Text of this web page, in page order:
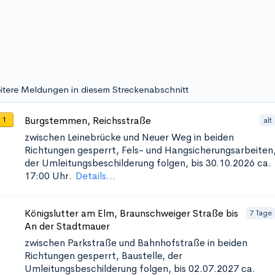
Meldungen in diesem Streckenabschnitt
1 Burgstemmen, Reichsstraße alt
zwischen Leinebrücke und Neuer Weg in beiden
Richtungen gesperrt, Fels- und
der Umleitungsbeschilderung folgen, bis 30.10.2026 ca.
17:00 Uhr. Details...
Königslutter am Elm, Braunschweiger Straße bis
An der Stadtmauer
7 Tage
zwischen Parkstraße und Bahnhofstraße in beiden
Richtungen gesperrt, Baustelle, der
Umleitungsbeschilderung folgen, bis 02.07.2027 ca.